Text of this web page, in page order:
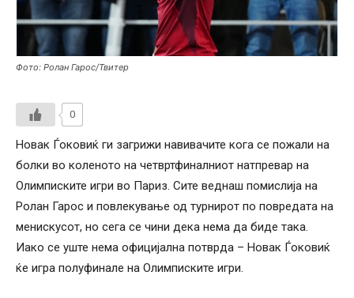
Фото: Ролан Гарос/Твитер
0
Новак Ѓоковиќ ги загрижи навивачите кога се пожали на
болки во коленото на четвртфиналниот натпревар на
Олимписките игри во Париз. Сите веднаш помислија на
Ролан Гарос и повлекување од турнирот по повредата на
менискусот, но сега се чини дека нема да биде така.
Иако се уште нема официјална потврда – Новак Ѓоковиќ
ќе игра полуфинале на Олимписките игри.